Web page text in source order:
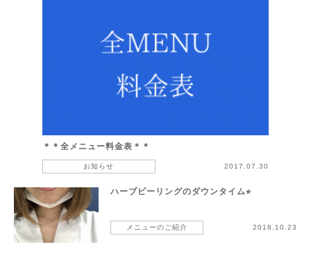
＊＊全メニュー料金表＊＊
お知らせ 2017.07.30
ハーブピーリングのダウンタイム⭐︎
メニューのご紹介 2018.10.23